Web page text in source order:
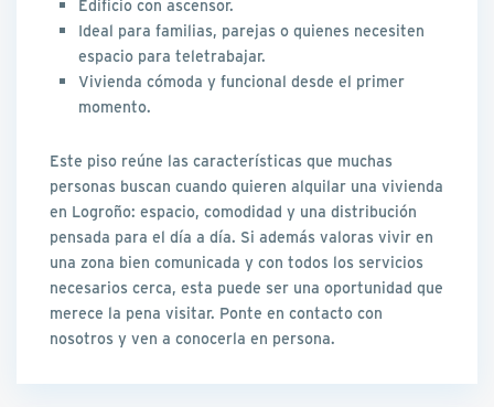
Edificio con ascensor.
Ideal para familias, parejas o quienes necesiten
espacio para teletrabajar.
Vivienda cómoda y funcional desde el primer
momento.
Este piso reúne las características que muchas
personas buscan cuando quieren alquilar una vivienda
en Logroño: espacio, comodidad y una distribución
pensada para el día a día. Si además valoras vivir en
una zona bien comunicada y con todos los servicios
necesarios cerca, esta puede ser una oportunidad que
merece la pena visitar. Ponte en contacto con
nosotros y ven a conocerla en persona.